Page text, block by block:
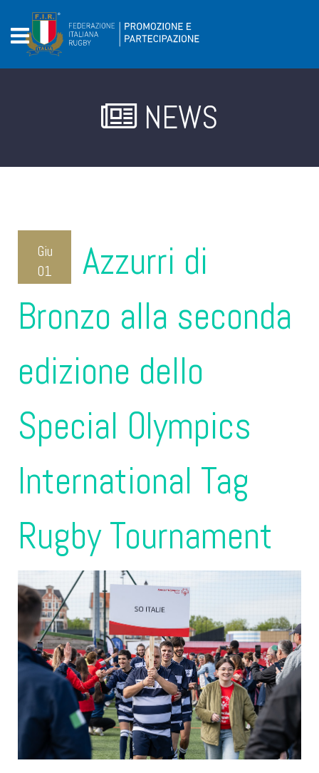
NEWS
Giu
01
Azzurri di
Bronzo alla seconda
edizione dello
Special Olympics
International Tag
Rugby Tournament